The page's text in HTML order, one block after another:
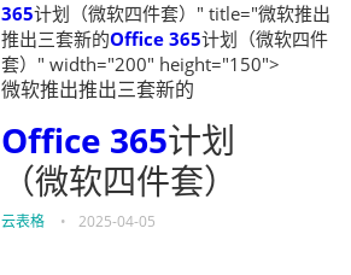
365计划（微软四件套）" title="微软推出
推出三套新的Office 365计划（微软四件
套）" width="200" height="150">
微软推出推出三套新的
Office 365计划
（微软四件套）
云表格 • 2025-04-05